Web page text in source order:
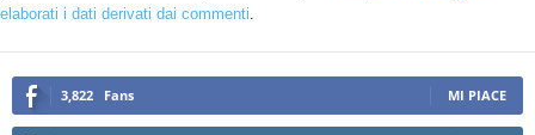
elaborati i dati derivati dai commenti.
3,822 Fans MI PIACE